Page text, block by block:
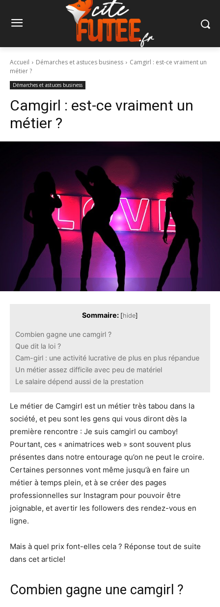
Accueil Démarches et astuces business
Camgirl : est-ce vraiment un
métier ?
Démarches et astuces business
Camgirl : est-ce vraiment un
métier ?
Sommaire: [hide]
Combien gagne une camgirl ?
Que dit la loi ?
Cam-girl : une activité lucrative de plus en plus répandue
Un métier assez difficile avec peu de matériel
Le salaire dépend aussi de la prestation
Le métier de Camgirl est un métier très tabou dans la
société, et peu sont les gens qui vous diront dès la
première rencontre : Je suis camgirl ou camboy!
Pourtant, ces « animatrices web » sont souvent plus
présentes dans notre entourage qu’on ne peut le croire.
Certaines personnes vont même jusqu’à en faire un
métier à temps plein, et à se créer des pages
professionnelles sur Instagram pour pouvoir être
joignable, et avertir les followers des rendez-vous en
ligne.
Mais à quel prix font-elles cela ? Réponse tout de suite
dans cet article!
Combien gagne une camgirl ?